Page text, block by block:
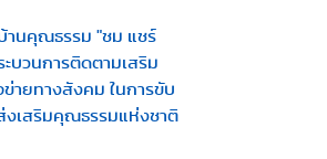
านคุณธรรม "ชม แชร์
บวนการติดตามเสริม
ายทางสังคม ในการขับ
งเสริมคุณธรรมแห่งชาติ